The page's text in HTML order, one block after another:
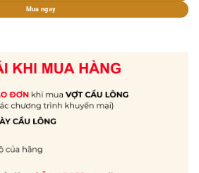
Mua ngay